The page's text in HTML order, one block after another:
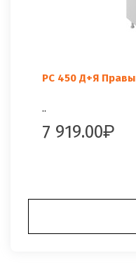
РС 450 Д+Я
..
7 919.00